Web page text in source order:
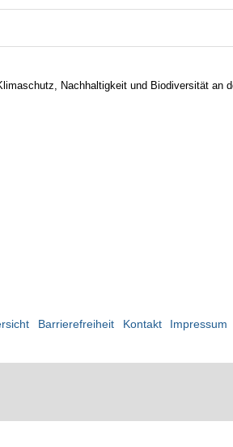
Nachhaltigkeit und Biodiversität an
Barrierefreiheit Kontakt Impressum